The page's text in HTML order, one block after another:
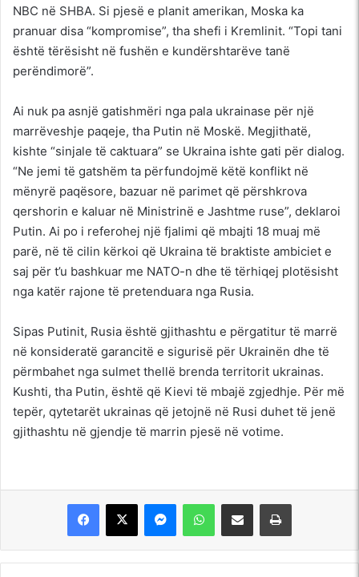
NBC në SHBA. Si pjesë e planit amerikan, Moska ka
pranuar disa “kompromise”, tha shefi i Kremlinit. “Topi tani
është tërësisht në fushën e kundërshtarëve tanë
perëndimorë”.
Ai nuk pa asnjë gatishmëri nga pala ukrainase për një
marrëveshje paqeje, tha Putin në Moskë. Megjithatë,
kishte “sinjale të caktuara” se Ukraina ishte gati për dialog.
“Ne jemi të gatshëm ta përfundojmë këtë konflikt në
mënyrë paqësore, bazuar në parimet që përshkrova
qershorin e kaluar në Ministrinë e Jashtme ruse”, deklaroi
Putin. Ai po i referohej një fjalimi që mbajti 18 muaj më
parë, në të cilin kërkoi që Ukraina të braktiste ambiciet e
saj për t’u bashkuar me NATO-n dhe të tërhiqej plotësisht
nga katër rajone të pretenduara nga Rusia.
Sipas Putinit, Rusia është gjithashtu e përgatitur të marrë
në konsideratë garancitë e sigurisë për Ukrainën dhe të
përmbahet nga sulmet thellë brenda territorit ukrainas.
Kushti, tha Putin, është që Kievi të mbajë zgjedhje. Për më
tepër, qytetarët ukrainas që jetojnë në Rusi duhet të jenë
gjithashtu në gjendje të marrin pjesë në votime.